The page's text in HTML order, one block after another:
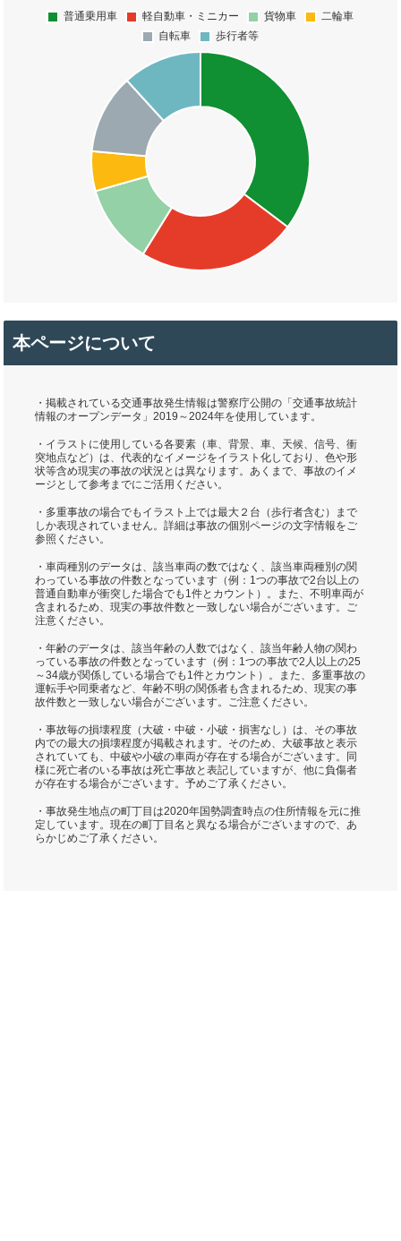
本ページについて
・掲載されている交通事故発生情報は警察庁公開の「交通事故統計
情報のオープンデータ」2019～2024年を使用しています。
・イラストに使用している各要素（車、背景、車、天候、信号、衝
突地点など）は、代表的なイメージをイラスト化しており、色や形
状等含め現実の事故の状況とは異なります。あくまで、事故のイメ
ージとして参考までにご活用ください。
・多重事故の場合でもイラスト上では最大２台（歩行者含む）まで
しか表現されていません。詳細は事故の個別ページの文字情報をご
参照ください。
・車両種別のデータは、該当車両の数ではなく、該当車両種別の関
わっている事故の件数となっています（例：1つの事故で2台以上の
普通自動車が衝突した場合でも1件とカウント）。また、不明車両が
含まれるため、現実の事故件数と一致しない場合がございます。ご
注意ください。
・年齢のデータは、該当年齢の人数ではなく、該当年齢人物の関わ
っている事故の件数となっています（例：1つの事故で2人以上の25
～34歳が関係している場合でも1件とカウント）。また、多重事故の
運転手や同乗者など、年齢不明の関係者も含まれるため、現実の事
故件数と一致しない場合がございます。ご注意ください。
・事故毎の損壊程度（大破・中破・小破・損害なし）は、その事故
内での最大の損壊程度が掲載されます。そのため、大破事故と表示
されていても、中破や小破の車両が存在する場合がございます。同
様に死亡者のいる事故は死亡事故と表記していますが、他に負傷者
が存在する場合がございます。予めご了承ください。
・事故発生地点の町丁目は2020年国勢調査時点の住所情報を元に推
定しています。現在の町丁目名と異なる場合がございますので、あ
らかじめご了承ください。